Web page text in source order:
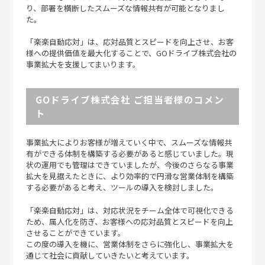
り、部署を横断したスムーズな情報共有が可能となりまし
た。
「楽楽自動応対」は、応対品質とスピードを向上させ、お客
様への提供価値を最大化することで、GOドライブ株式会社の
事業拡大を支援してまいります。
GOドライブ株式会社 ご担当者様のコメン
ト
事業拡大によりお客様が増えていく中で、スムーズな情報共
有ができる体制を構築する必要があると感じていました。現
状の運用でも管理はできていましたが、今後のさらなる事業
拡大を見据えたときに、より効率的で円滑な営業体制を構築
する必要があると考え、ツールの導入を検討しました。
「楽楽自動応対」は、対応状況をチーム全体で可視化できる
ため、属人化を防ぎ、お客様への応対品質とスピードを向上
させることができています。
この度の導入を機に、営業体制をさらに強化し、事業拡大を
通じて社会に貢献していきたいと考えています。